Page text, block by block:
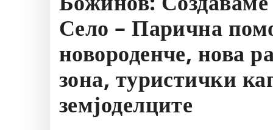
Село – Парична
новороденче, нова
зона, туристички
земјоделците